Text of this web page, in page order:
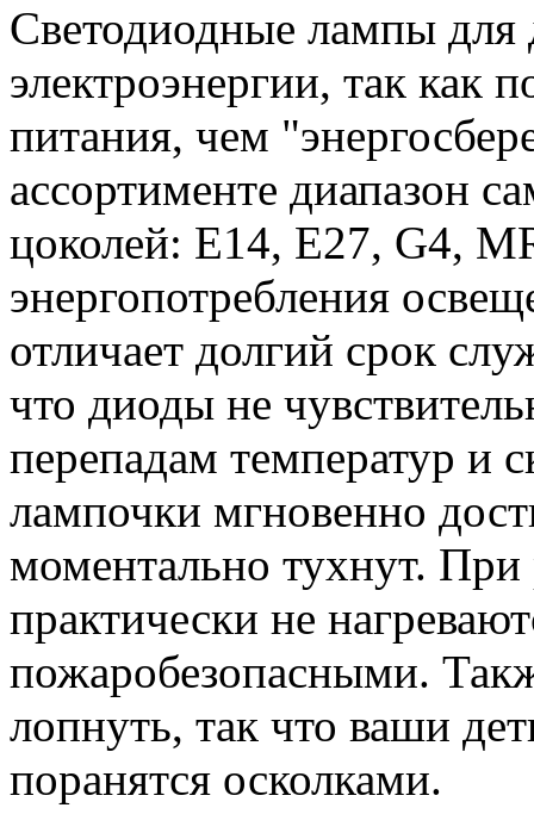
Светодиодные лампы для
электроэнергии, так как
питания, чем
ассортименте диапазон
цоколей: E14, E27, G4,
энергопотребления
отличает долгий срок
что диоды не
перепадам температур и
лампочки мгновенно
моментально тухнут. При
практически не
пожаробезопасными.
лопнуть, так что ваши
поранятся осколками.